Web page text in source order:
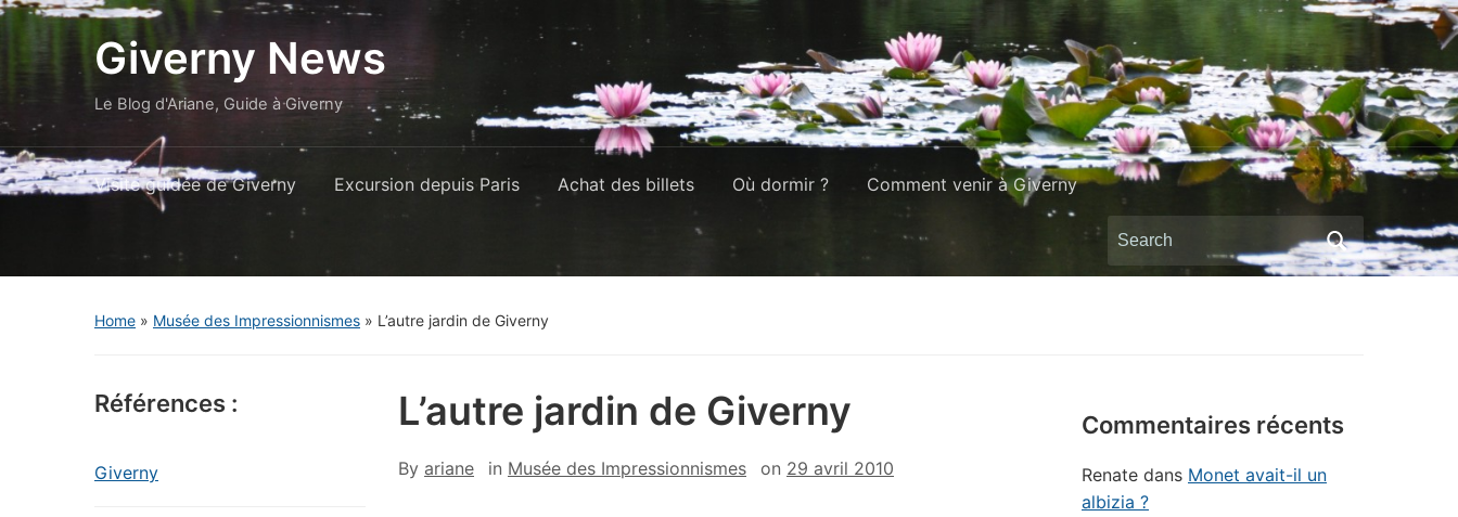
Giverny News
Le Blog d'Ariane, Guide à Giverny
Visite guidée de Giverny Excursion depuis Paris Achat des billets Où dormir ? Comment venir à Giverny
Search
for:
Home » Musée des Impressionnismes » L’autre jardin de Giverny
Références :
Giverny
L’autre jardin de Giverny
By ariane in Musée des Impressionnismes on 29 avril 2010
Commentaires récents
Renate dans Monet avait-il un
albizia ?